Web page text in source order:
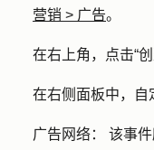
营销 > 广告。
在右上角，点击“
在右侧面板中，自
广告网络： 该事